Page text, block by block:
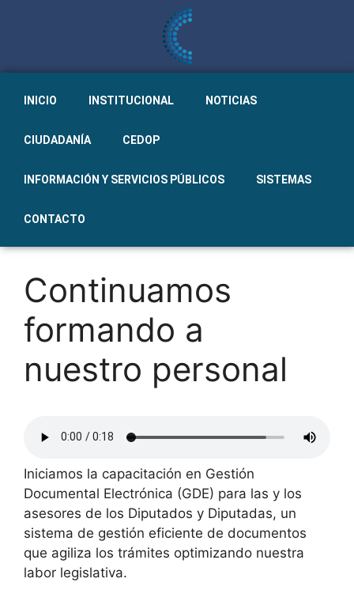
INICIO INSTITUCIONAL NOTICIAS
CIUDADANÍA CEDOP
INFORMACIÓN Y SERVICIOS PÚBLICOS SISTEMAS
CONTACTO
Continuamos
formando a
nuestro personal
Iniciamos la capacitación en Gestión
Documental Electrónica (GDE) para las y los
asesores de los Diputados y Diputadas, un
sistema de gestión eficiente de documentos
que agiliza los trámites optimizando nuestra
labor legislativa.